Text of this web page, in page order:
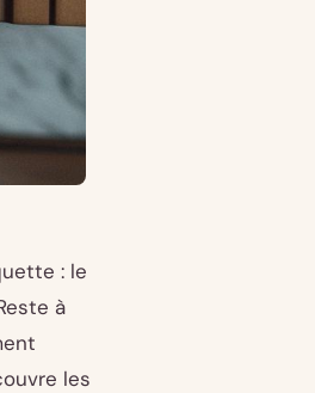
: le
à
les